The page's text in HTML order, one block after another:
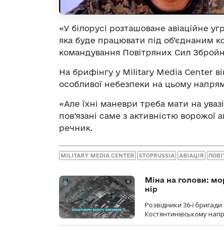
«У білорусі розташоване авіаційне
яка буде працювати під об’єднаним
командування Повітряних Сил
На брифінгу у Military Media Center
особливої небезпеки на цьому
«Але їхні маневри треба мати на
пов’язані саме з активністю ворожої
речник.
MILITARY MEDIA CENTER STOPRUSSIA АВІАЦІЯ
Міна на голови:
нір
Розвідники 36-ї
Костянтинівському